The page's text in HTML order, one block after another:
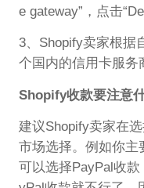
e gateway”，点击
3、Shopify卖家根据
个国内的信用卡服务
Shopify收款要注意
建议Shopify卖家在
市场选择。例如你主
可以选择PayPal收